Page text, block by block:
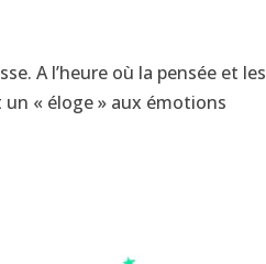
A l’heure où la pensée et les
« éloge » aux émotions